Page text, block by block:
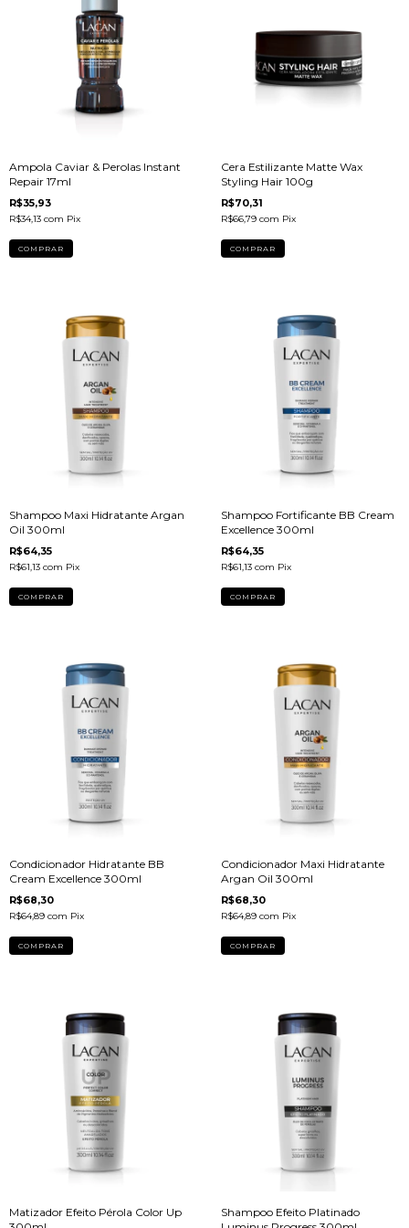
Ampola Caviar & Perolas Instant
Repair 17ml
R$35,93
R$34,13 com Pix
Cera Estilizante Matte Wax
Styling Hair 100g
R$70,31
R$66,79 com Pix
Shampoo Maxi Hidratante Argan
Oil 300ml
R$64,35
R$61,13 com Pix
Shampoo Fortificante BB Cream
Excellence 300ml
R$64,35
R$61,13 com Pix
Condicionador Hidratante BB
Cream Excellence 300ml
R$68,30
R$64,89 com Pix
Condicionador Maxi Hidratante
Argan Oil 300ml
R$68,30
R$64,89 com Pix
Matizador Efeito Pérola Color Up
Shampoo Efeito Platinado